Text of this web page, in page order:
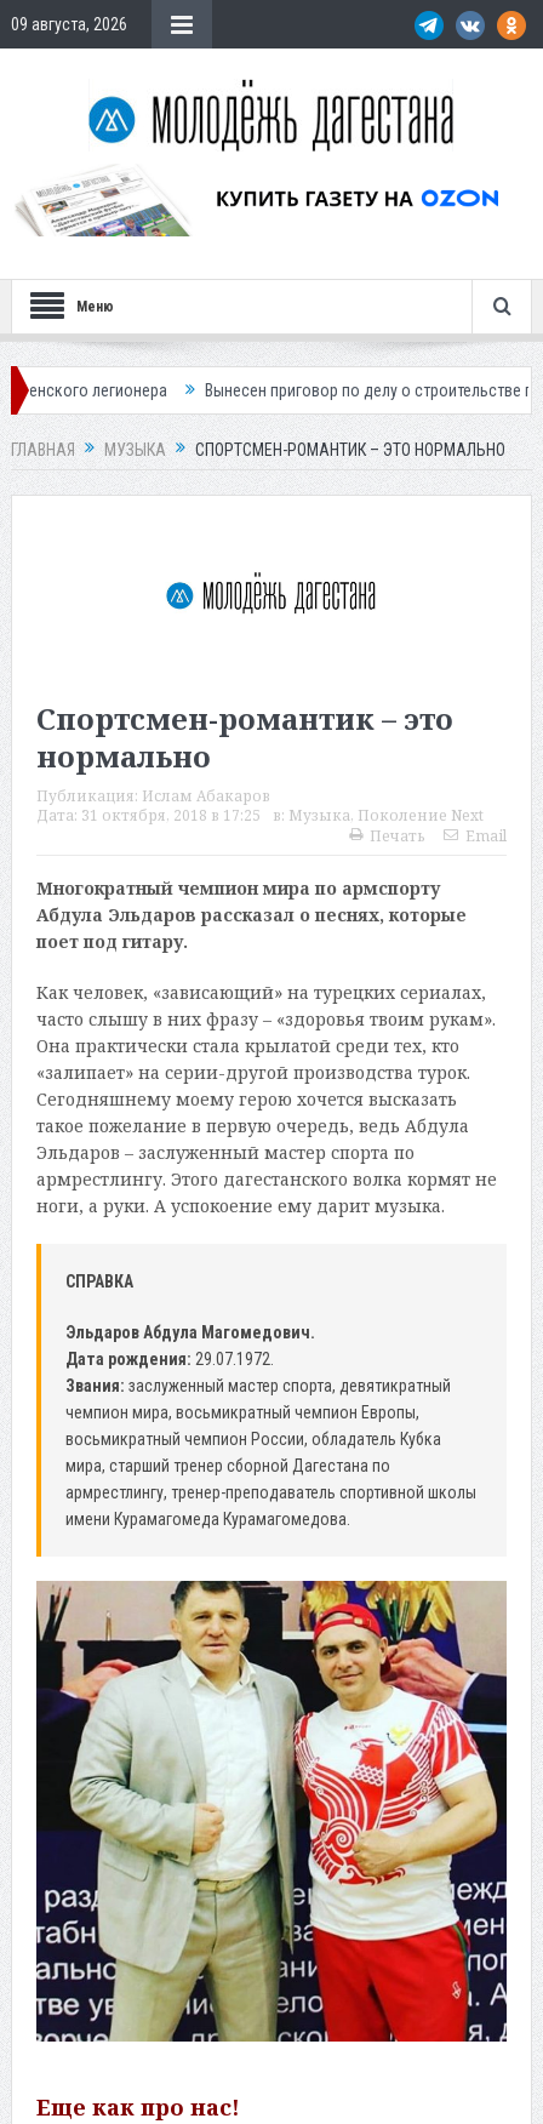
09 августа, 2026
Меню
Вынесен приговор по делу о строительстве гостиницы у
ГЛАВНАЯ МУЗЫКА СПОРТСМЕН-РОМАНТИК – ЭТО НОРМАЛЬНО
Спортсмен-романтик – это
нормально
Публикация: Ислам Абакаров
Дата: 31 октября, 2018 в 17:25 в: Музыка, Поколение Next
Печать
Email
Многократный чемпион мира по армспорту
Абдула Эльдаров рассказал о песнях, которые
поет под гитару.
Как человек, «зависающий» на турецких сериалах,
часто слышу в них фразу – «здоровья твоим рукам».
Она практически стала крылатой среди тех, кто
«залипает» на серии-другой производства турок.
Сегодняшнему моему герою хочется высказать
такое пожелание в первую очередь, ведь Абдула
Эльдаров – заслуженный мастер спорта по
армрестлингу. Этого дагестанского волка кормят не
ноги, а руки. А успокоение ему дарит музыка.
СПРАВКА
Эльдаров Абдула Магомедович.
Дата рождения: 29.07.1972.
Звания: заслуженный мастер спорта, девятикратный
чемпион мира, восьмикратный чемпион Европы,
восьмикратный чемпион России, обладатель Кубка
мира, старший тренер сборной Дагестана по
армрестлингу, тренер-преподаватель спортивной школы
имени Курамагомеда Курамагомедова.
Еще как про нас!